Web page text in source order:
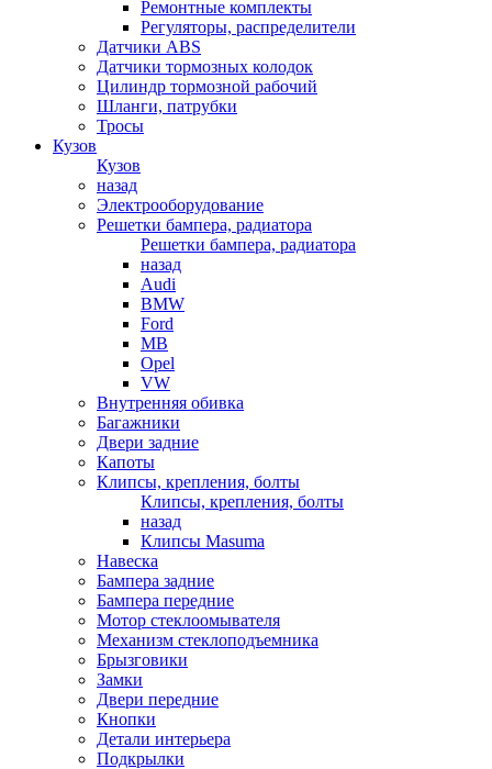
Ремонтные комплекты
Регуляторы, распределители
Датчики ABS
Датчики тормозных колодок
Цилиндр тормозной рабочий
Шланги, патрубки
Тросы
Кузов
Кузов
назад
Электрооборудование
Решетки бампера, радиатора
Решетки бампера, радиатора
назад
Audi
BMW
Ford
MB
Opel
VW
Внутренняя обивка
Багажники
Двери задние
Капоты
Клипсы, крепления, болты
Клипсы, крепления, болты
назад
Клипсы Masuma
Навеска
Бампера задние
Бампера передние
Мотор стеклоомывателя
Механизм стеклоподъемника
Брызговики
Замки
Двери передние
Кнопки
Детали интерьера
Подкрылки